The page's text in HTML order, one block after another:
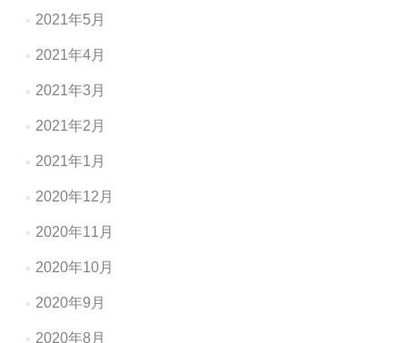
2021年5月
2021年4月
2021年3月
2021年2月
2021年1月
2020年12月
2020年11月
2020年10月
2020年9月
2020年8月